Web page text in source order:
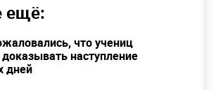
ещё:
что учениц
наступление
дней